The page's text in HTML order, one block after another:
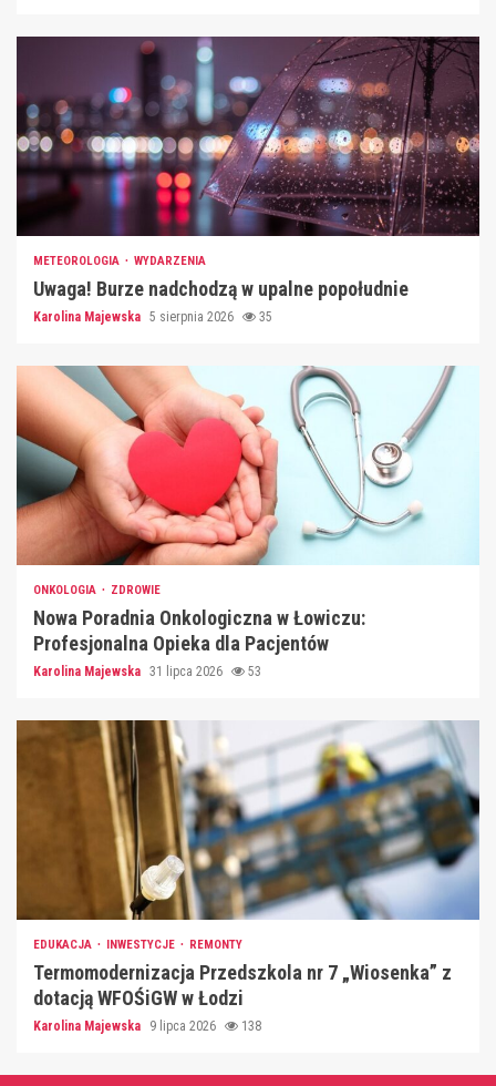
METEOROLOGIA WYDARZENIA
Uwaga! Burze nadchodzą w upalne popołudnie
Karolina Majewska 5 sierpnia 2026 35
ONKOLOGIA ZDROWIE
Nowa Poradnia Onkologiczna w Łowiczu:
Profesjonalna Opieka dla Pacjentów
Karolina Majewska 31 lipca 2026 53
EDUKACJA INWESTYCJE REMONTY
Termomodernizacja Przedszkola nr 7 „Wiosenka” z
dotacją WFOŚiGW w Łodzi
Karolina Majewska 9 lipca 2026 138